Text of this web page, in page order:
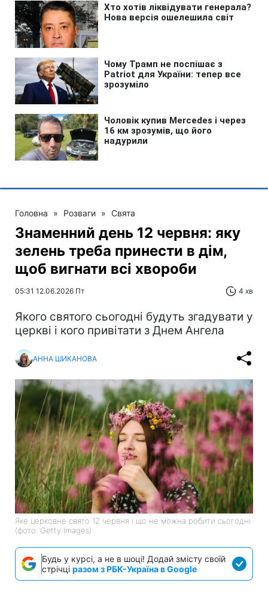
Головна » Розваги » Свята
Знаменний день 12 червня: яку
зелень треба принести в дім,
щоб вигнати всі хвороби
05:31 12.06.2026 Пт 4 хв
Якого святого сьогодні будуть згадувати у
церкві і кого привітати з Днем Ангела
АННА ШИКАНОВА
Яке церковне свято 12 червня і що не можна робити сьогодні
(фото: Getty Images)
Будь у курсі, а не в шоці! Додай змісту своїй
стрічці разом з РБК-Україна в Google